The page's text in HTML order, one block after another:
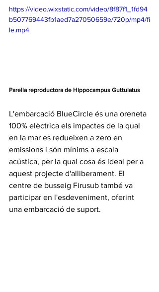
https://video.wixstatic.com/video/8f87f1_1fd94
b507769443fb1aed7a27050659e/720p/mp4/fi
le.mp4
Parella reproductora de Hippocampus Guttulatus
L'embarcació BlueCircle és una oreneta
100% elèctrica els impactes de la qual
en la mar es redueixen a zero en
emissions i són mínims a escala
acústica, per la qual cosa és ideal per a
aquest projecte d'alliberament. El
centre de busseig Firusub també va
participar en l'esdeveniment, oferint
una embarcació de suport.